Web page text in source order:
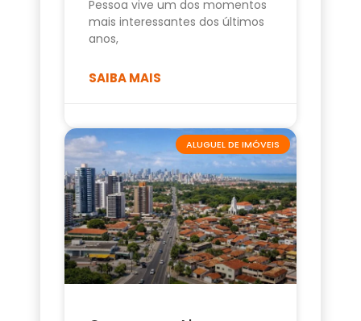
Pessoa vive um dos momentos
mais interessantes dos últimos
anos,
SAIBA MAIS
ALUGUEL DE IMÓVEIS